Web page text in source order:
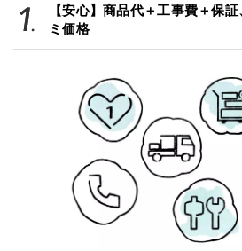
【安心】商品代＋工事費＋保
ミ価格